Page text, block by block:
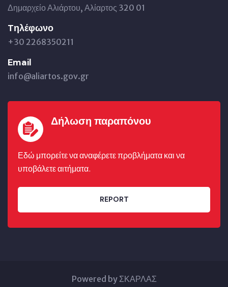
Δημαρχείο Αλιάρτου, Αλίαρτος 320 01
Tηλέφωνο
+30 2268350211
Email
info@aliartos.gov.gr
Δήλωση παραπόνου
Εδώ μπορείτε να αναφέρετε προβλήματα και να
υποβάλετε αιτήματα.
REPORT
Powered by ΣΚΑΡΛΑΣ